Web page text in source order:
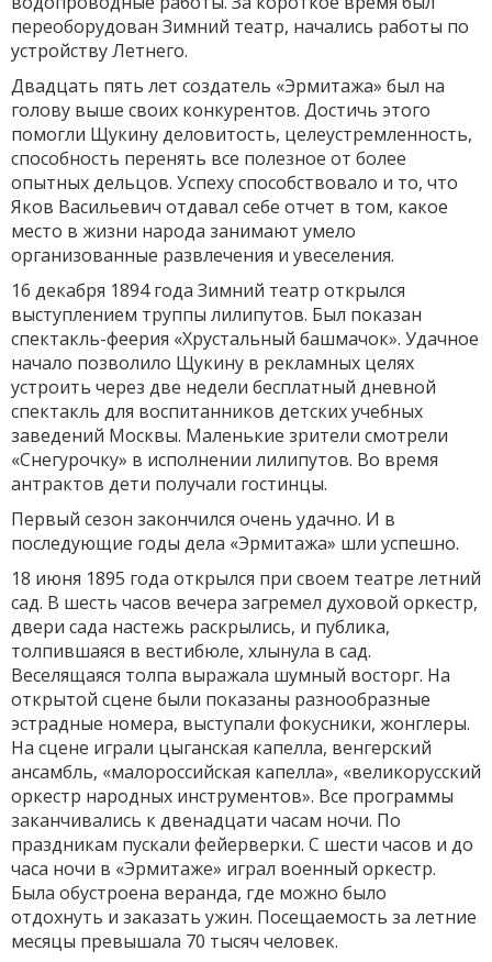
переоборудован Зимний театр, начались работы по
устройству Летнего.
Двадцать пять лет создатель «Эрмитажа» был на
голову выше своих конкурентов. Достичь этого
помогли Щукину деловитость, целеустремленность,
способность перенять все полезное от более
опытных дельцов. Успеху способствовало и то, что
Яков Васильевич отдавал себе отчет в том, какое
место в жизни народа занимают умело
организованные развлечения и увеселения.
16 декабря 1894 года Зимний театр открылся
выступлением труппы лилипутов. Был показан
спектакль-феерия «Хрустальный башмачок». Удачное
начало позволило Щукину в рекламных целях
устроить через две недели бесплатный дневной
спектакль для воспитанников детских учебных
заведений Москвы. Маленькие зрители смотрели
«Снегурочку» в исполнении лилипутов. Во время
антрактов дети получали гостинцы.
Первый сезон закончился очень удачно. И в
последующие годы дела «Эрмитажа» шли успешно.
18 июня 1895 года открылся при своем театре летний
сад. В шесть часов вечера загремел духовой оркестр,
двери сада настежь раскрылись, и публика,
толпившаяся в вестибюле, хлынула в сад.
Веселящаяся толпа выражала шумный восторг. На
открытой сцене были показаны разнообразные
эстрадные номера, выступали фокусники, жонглеры.
На сцене играли цыганская капелла, венгерский
ансамбль, «малороссийская капелла», «великорусский
оркестр народных инструментов». Все программы
заканчивались к двенадцати часам ночи. По
праздникам пускали фейерверки. С шести часов и до
часа ночи в «Эрмитаже» играл военный оркестр.
Была обустроена веранда, где можно было
отдохнуть и заказать ужин. Посещаемость за летние
месяцы превышала 70 тысяч человек.